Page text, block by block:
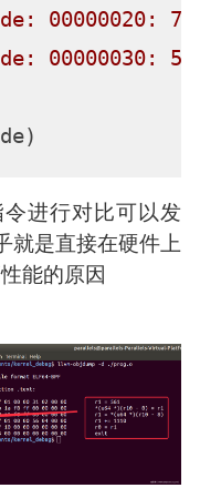
00000020:
00000030:
进行对比可以发
就是直接在硬件上
能的原因